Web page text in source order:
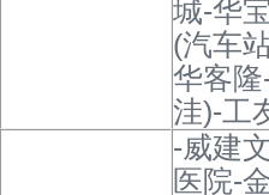
城-华
(汽车
华客
洼)-工
-威建
医院-